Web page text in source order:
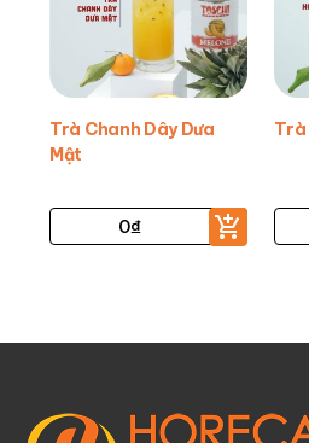
Trà Chanh Dây Dưa
Mật
0₫
Trà